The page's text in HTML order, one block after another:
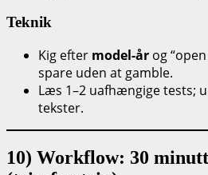
Teknik
Kig efter model-år og
spare uden at gamble.
Læs 1–2 uafhængige tests;
tekster.
10) Workflow: 30